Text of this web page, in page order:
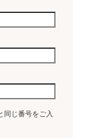
じ番号をご入